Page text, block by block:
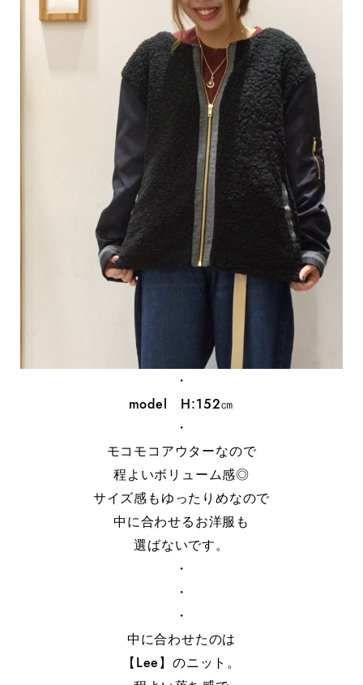
・
model H:152㎝
・
モコモコアウターなので
程よいボリューム感◎
サイズ感もゆったりめなので
中に合わせるお洋服も
選ばないです。
・
・
・
中に合わせたのは
【Lee】のニット。